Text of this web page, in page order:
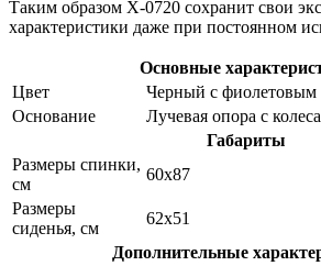
Таким образом X-0720 сохранит свои
характеристики даже при постоянном
Основные
Цвет
Черный с фиолетовым
Основание
Лучевая опора с
Габариты
Размеры спинки,
см
60х87
Размеры
сиденья, см
62х51
Дополнительные